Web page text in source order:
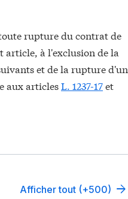
rupture du contrat de
article, à l'exclusion de la
et de la rupture d'un
aux articlesL. 1237-17et
Afficher tout (+500)